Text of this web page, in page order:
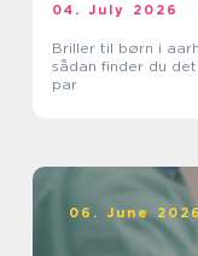
04. July 2026
Briller til børn i
sådan finder du
par
06. June